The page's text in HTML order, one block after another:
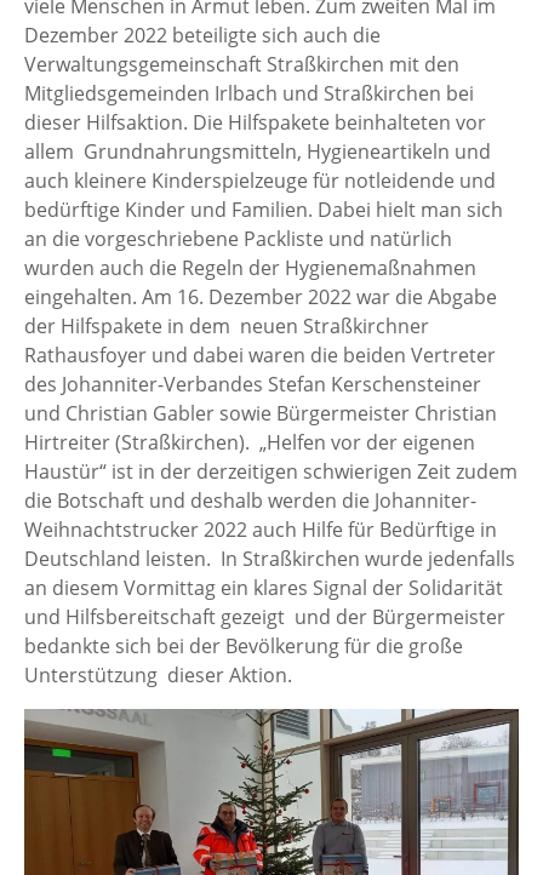
viele Menschen in Armut leben. Zum zweiten Mal im
Dezember 2022 beteiligte sich auch die
Verwaltungsgemeinschaft Straßkirchen mit den
Mitgliedsgemeinden Irlbach und Straßkirchen bei
dieser Hilfsaktion. Die Hilfspakete beinhalteten vor
allem Grundnahrungsmitteln, Hygieneartikeln und
auch kleinere Kinderspielzeuge für notleidende und
bedürftige Kinder und Familien. Dabei hielt man sich
an die vorgeschriebene Packliste und natürlich
wurden auch die Regeln der Hygienemaßnahmen
eingehalten. Am 16. Dezember 2022 war die Abgabe
der Hilfspakete in dem neuen Straßkirchner
Rathausfoyer und dabei waren die beiden Vertreter
des Johanniter-Verbandes Stefan Kerschensteiner
und Christian Gabler sowie Bürgermeister Christian
Hirtreiter (Straßkirchen). „Helfen vor der eigenen
Haustür“ ist in der derzeitigen schwierigen Zeit zudem
die Botschaft und deshalb werden die Johanniter-
Weihnachtstrucker 2022 auch Hilfe für Bedürftige in
Deutschland leisten. In Straßkirchen wurde jedenfalls
an diesem Vormittag ein klares Signal der Solidarität
und Hilfsbereitschaft gezeigt und der Bürgermeister
bedankte sich bei der Bevölkerung für die große
Unterstützung dieser Aktion.